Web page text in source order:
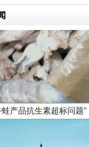
产品抗生素超标问题”